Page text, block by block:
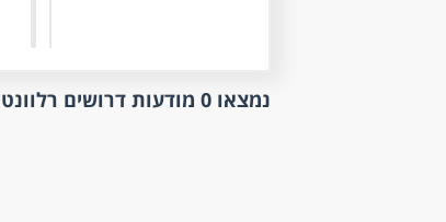
נמצאו 0 מודעות דרושים רלוונטיות לפי סינון